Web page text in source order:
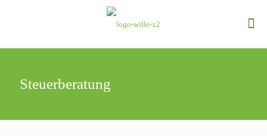
Steuerberatung